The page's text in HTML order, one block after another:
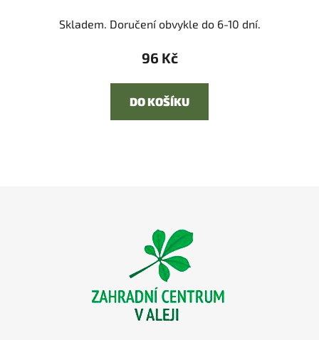
Skladem. Doručení obvykle do 6-10 dní.
96 Kč
DO KOŠÍKU